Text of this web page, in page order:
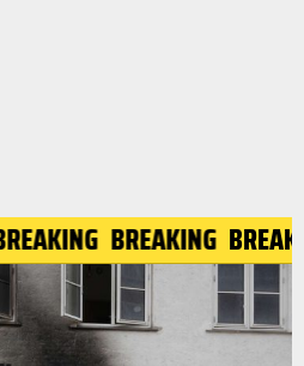
BREAKING BREAKING